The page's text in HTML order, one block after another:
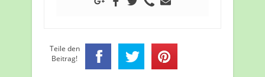
Teile den
Beitrag!